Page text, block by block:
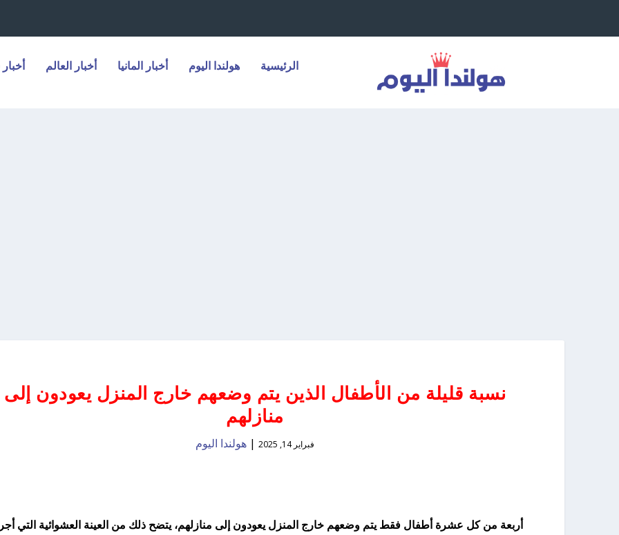
الرئيسية هولندا اليوم أخبار المانيا أخبار العالم
نسبة قليلة من الأطفال الذين يتم وضعهم خارج المنزل يعودون إلى
منازلهم
فبراير 14, 2025 | هولندا اليوم
أربعة من كل عشرة أطفال فقط يتم وضعهم خارج المنزل يعودون إلى منازلهم، يتضح ذلك من العينة العشوائية التي